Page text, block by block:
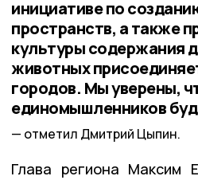
инициативе по
пространств, а также
культуры содержания
животных
городов. Мы уверены,
единомышленников
отметил Дмитрий Цыпин.
Глава региона Максим